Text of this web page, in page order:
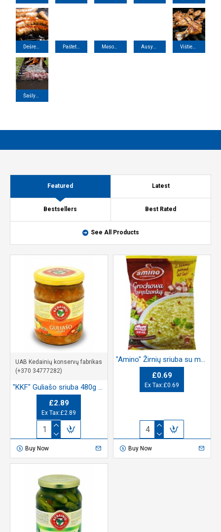
Paštetas (Pate) Ausys Liežuvis nosys (pork ears,tong,nose)
Šašlykai (Barbeque)
Featured Latest
Bestsellers Best Rated
See All Products
UAB Kedainių konservų fabrikas
(+370 34777282)
"KKF" Guliašo sriuba 480g (Goulash soup)
£2.89
Ex Tax:£2.89
Buy Now
"Amino" Žirnių sriuba su makaronais ir rūkytu kumpiu 65g (Instant pea soup with noodles and smoked bacon)
£0.69
Ex Tax:£0.69
Buy Now